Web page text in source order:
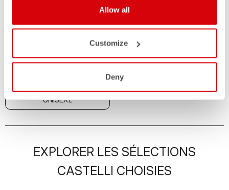
Allow all
Customize
Deny
JACKETS
TOUT FEMME
UNISEXE
EXPLORER LES SÉLECTIONS
CASTELLI CHOISIES